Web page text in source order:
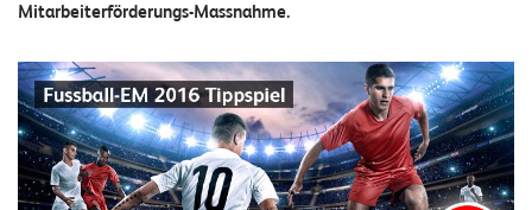
m
e
n
K
Mitarbeiterförderungs-Massnahme.